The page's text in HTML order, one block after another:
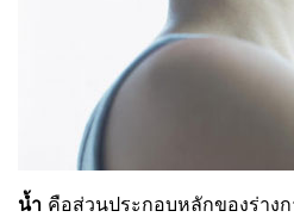
น้ำ คือส่วนประกอบหลักของร่าง